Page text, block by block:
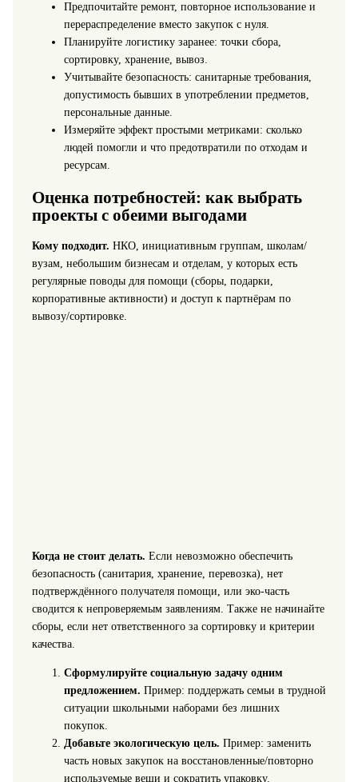
Предпочитайте ремонт, повторное использование и
перераспределение вместо закупок с нуля.
Планируйте логистику заранее: точки сбора,
сортировку, хранение, вывоз.
Учитывайте безопасность: санитарные требования,
допустимость бывших в употреблении предметов,
персональные данные.
Измеряйте эффект простыми метриками: сколько
людей помогли и что предотвратили по отходам и
ресурсам.
Оценка потребностей: как выбрать
проекты с обеими выгодами
Кому подходит. НКО, инициативным группам, школам/
вузам, небольшим бизнесам и отделам, у которых есть
регулярные поводы для помощи (сборы, подарки,
корпоративные активности) и доступ к партнёрам по
вывозу/сортировке.
Когда не стоит делать. Если невозможно обеспечить
безопасность (санитария, хранение, перевозка), нет
подтверждённого получателя помощи, или эко-часть
сводится к непроверяемым заявлениям. Также не начинайте
сборы, если нет ответственного за сортировку и критерии
качества.
Сформулируйте социальную задачу одним
предложением. Пример: поддержать семьи в трудной
ситуации школьными наборами без лишних
покупок.
Добавьте экологическую цель. Пример: заменить
часть новых закупок на восстановленные/повторно
используемые вещи и сократить упаковку.